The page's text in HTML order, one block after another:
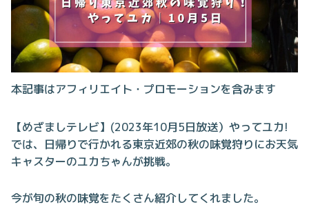
本記事はアフィリエイト・プロモーションを含みます
【めざましテレビ】(2023年10月5日放送）やってユカ!
では、日帰りで行かれる東京近郊の秋の味覚狩りにお天気
キャスターのユカちゃんが挑戦。
今が旬の秋の味覚をたくさん紹介してくれました。